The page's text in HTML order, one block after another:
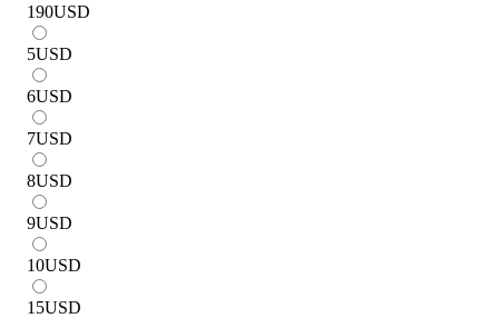
190USD
5USD
6USD
7USD
8USD
9USD
10USD
15USD